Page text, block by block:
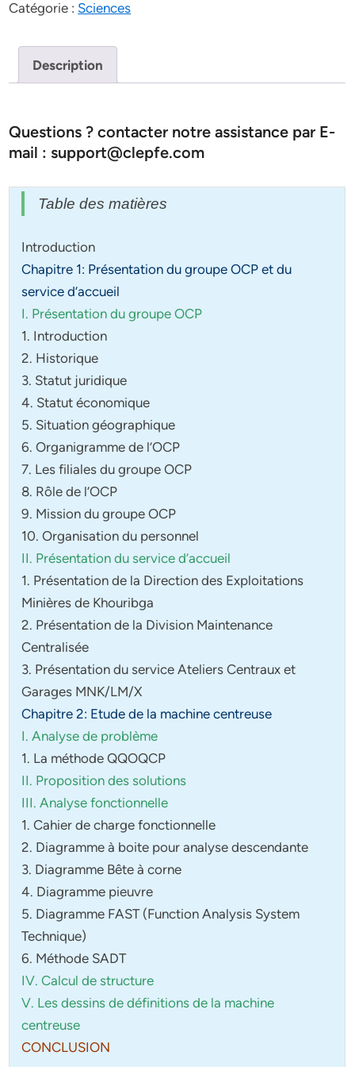
Catégorie : Sciences
Description
Questions ? contacter notre assistance par E-
mail : support@clepfe.com
Table des matières
Introduction
Chapitre 1: Présentation du groupe OCP et du
service d’accueil
I. Présentation du groupe OCP
1. Introduction
2. Historique
3. Statut juridique
4. Statut économique
5. Situation géographique
6. Organigramme de l’OCP
7. Les filiales du groupe OCP
8. Rôle de l’OCP
9. Mission du groupe OCP
10. Organisation du personnel
II. Présentation du service d’accueil
1. Présentation de la Direction des Exploitations
Minières de Khouribga
2. Présentation de la Division Maintenance
Centralisée
3. Présentation du service Ateliers Centraux et
Garages MNK/LM/X
Chapitre 2: Etude de la machine centreuse
I. Analyse de problème
1. La méthode QQOQCP
II. Proposition des solutions
III. Analyse fonctionnelle
1. Cahier de charge fonctionnelle
2. Diagramme à boite pour analyse descendante
3. Diagramme Bête à corne
4. Diagramme pieuvre
5. Diagramme FAST (Function Analysis System
Technique)
6. Méthode SADT
IV. Calcul de structure
V. Les dessins de définitions de la machine
centreuse
CONCLUSION